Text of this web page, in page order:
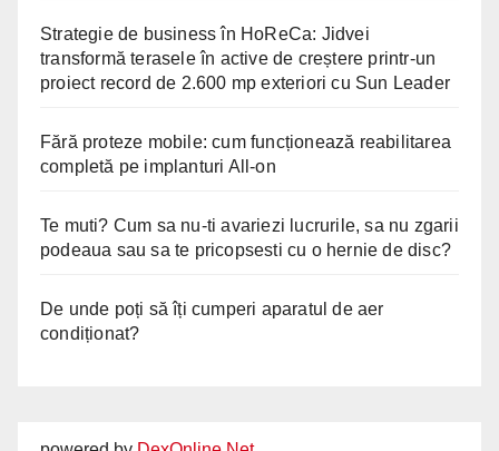
Strategie de business în HoReCa: Jidvei
transformă terasele în active de creștere printr-un
proiect record de 2.600 mp exteriori cu Sun Leader
Fără proteze mobile: cum funcționează reabilitarea
completă pe implanturi All-on
Te muti? Cum sa nu-ti avariezi lucrurile, sa nu zgarii
podeaua sau sa te pricopsesti cu o hernie de disc?
De unde poți să îți cumperi aparatul de aer
condiționat?